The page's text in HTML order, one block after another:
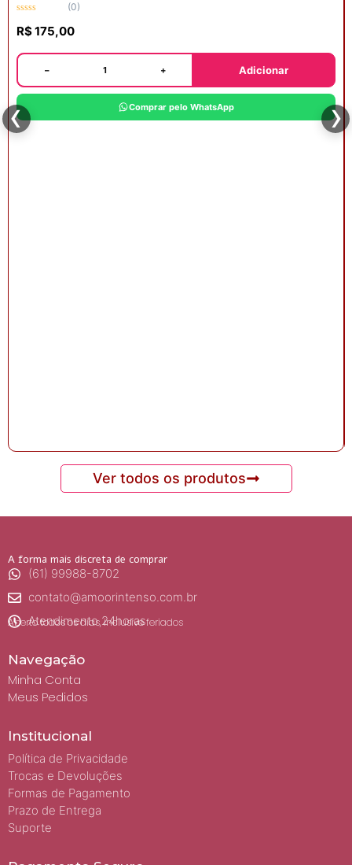
0
(0)
R$175,00
− + Adicionar
Comprar pelo WhatsApp
‹ ›
Ver todos os produtos
A forma mais discreta de comprar
(61) 99988-8702
contato@amoorintenso.com.br
Atendimento 24horas
Aberto todos os dias, inclusive feriados
Navegação
Minha Conta
Meus Pedidos
Institucional
Política de Privacidade
Trocas e Devoluções
Formas de Pagamento
Prazo de Entrega
Suporte